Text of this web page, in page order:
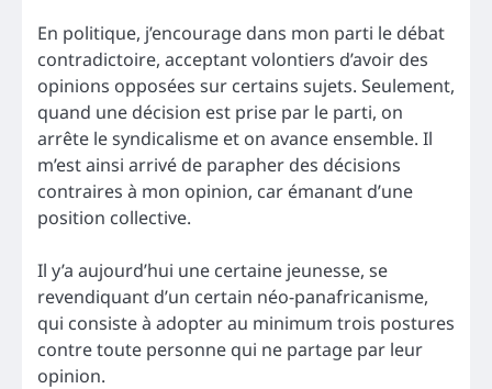
En politique, j’encourage dans mon parti le débat
contradictoire, acceptant volontiers d’avoir des
opinions opposées sur certains sujets. Seulement,
quand une décision est prise par le parti, on
arrête le syndicalisme et on avance ensemble. Il
m’est ainsi arrivé de parapher des décisions
contraires à mon opinion, car émanant d’une
position collective.
Il y’a aujourd’hui une certaine jeunesse, se
revendiquant d’un certain néo-panafricanisme,
qui consiste à adopter au minimum trois postures
contre toute personne qui ne partage par leur
opinion.